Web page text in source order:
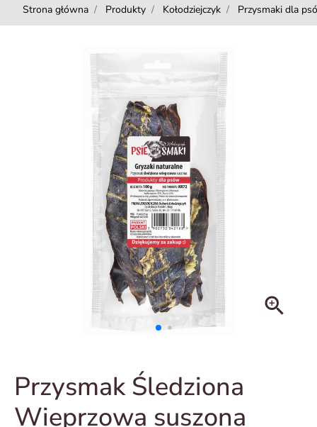
Strona główna
Produkty Kołodziejczyk Przysmaki dla
zoom_in
Przysmak Śledziona
Wieprzowa suszona